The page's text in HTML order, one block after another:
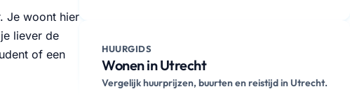
Je woont hier
liever de
of een
HUURGIDS
Wonen in Utrecht
Vergelijk huurprijzen, buurten en reistijd in Utrecht.